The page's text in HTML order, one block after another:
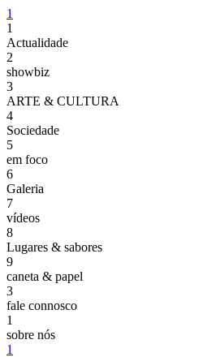
1
1
Actualidade
2
showbiz
3
ARTE & CULTURA
4
Sociedade
5
em foco
6
Galeria
7
vídeos
8
Lugares & sabores
9
caneta & papel
3
fale connosco
1
sobre nós
1